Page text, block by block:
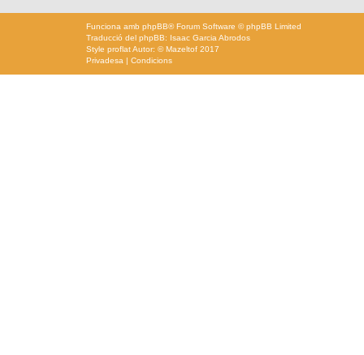
Funciona amb phpBB® Forum Software © phpBB Limited
Traducció del phpBB: Isaac Garcia Abrodos
Style proflatAutor: ©Mazeltof 2017
Privadesa | Condicions